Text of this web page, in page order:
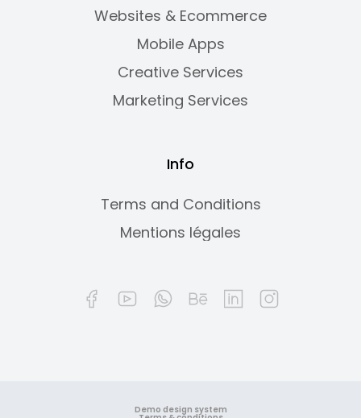
Websites & Ecommerce
Mobile Apps
Creative Services
Marketing Services
Info
Terms and Conditions
Mentions légales
Demo design system